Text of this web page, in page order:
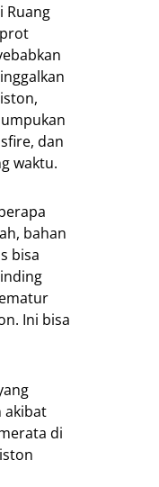
Ruang
dan
waktu.
bahan
bisa
Ini bisa
akibat
di